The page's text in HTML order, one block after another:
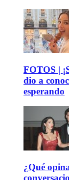
FOTOS |
dio a
esperando
¿Qué